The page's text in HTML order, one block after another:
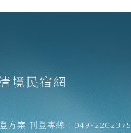
境民宿網
方案 刊登專線： 049-2202375